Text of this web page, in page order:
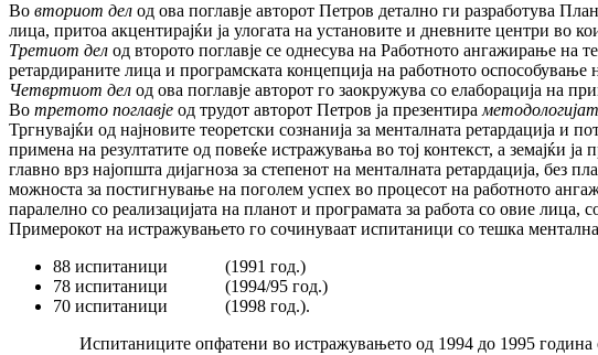
Во вториот дел од ова поглавје авторот Петров детално ги разработува
лица, притоа акцентирајќи ја улогата на установите и дневните центри во
Третиот дел од второто поглавје се однесува на Работното ангажирање на
ретардираните лица и програмската концепција на работното
Четвртиот дел од ова поглавје авторот го заокружува со елаборација на
Во третото поглавје од трудот авторот Петров ја презентира
Тргнувајќи од најновите теоретски сознанија за менталната ретардација
примена на резултатите од повеќе истражувања во тој контекст, а земајќи
главно врз најопшта дијагноза за степенот на менталната ретардација, без
можноста за постигнување на поголем успех во процесот на работното
паралелно со реализацијата на планот и програмата за работа со овие
Примерокот на истражувањето го сочинуваат испитаници со тешка
88 испитаници (1991 год.)
78 испитаници (1994/95 год.)
70 испитаници (1998 год.).
Испитаниците опфатени во истражувањето од 1994 до 1995 година